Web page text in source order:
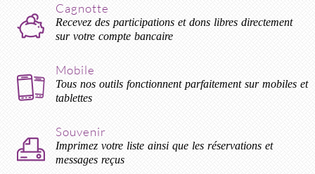
Cagnotte
Recevez des participations et dons libres directement
sur votre compte bancaire
Mobile
Tous nos outils fonctionnent parfaitement sur mobiles et
tablettes
Souvenir
Imprimez votre liste ainsi que les réservations et
messages reçus